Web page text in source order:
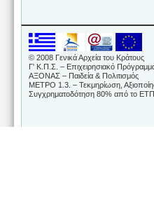
© 2008 Γενικά Αρχεία του Κράτους
Γ' Κ.Π.Σ. – Επιχειρησιακό
ΑΞΟΝΑΣ – Παιδεία & Πολιτισμός
ΜΕΤΡΟ 1.3. – Τεκμηρίωση,
Συγχρηματοδότηση 80% από το